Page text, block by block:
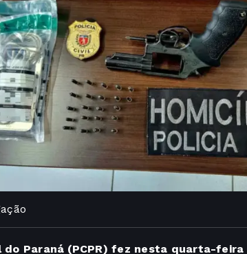
do Paraná (PCPR) fez nesta quarta-feira